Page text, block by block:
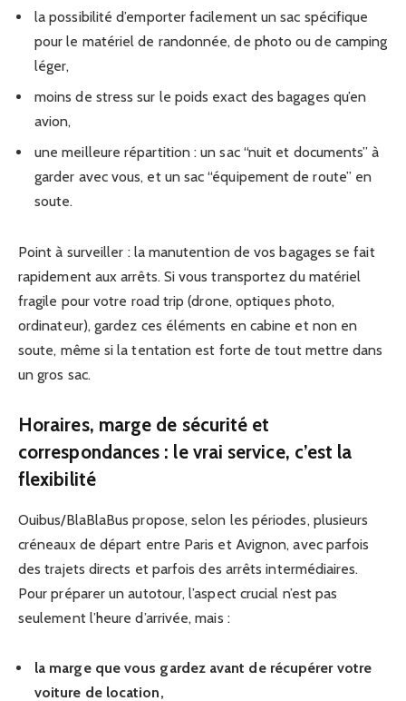
la possibilité d’emporter facilement un sac spécifique
pour le matériel de randonnée, de photo ou de camping
léger,
moins de stress sur le poids exact des bagages qu’en
avion,
une meilleure répartition : un sac “nuit et documents” à
garder avec vous, et un sac “équipement de route” en
soute.
Point à surveiller : la manutention de vos bagages se fait
rapidement aux arrêts. Si vous transportez du matériel
fragile pour votre road trip (drone, optiques photo,
ordinateur), gardez ces éléments en cabine et non en
soute, même si la tentation est forte de tout mettre dans
un gros sac.
Horaires, marge de sécurité et
correspondances : le vrai service, c’est la
flexibilité
Ouibus/BlaBlaBus propose, selon les périodes, plusieurs
créneaux de départ entre Paris et Avignon, avec parfois
des trajets directs et parfois des arrêts intermédiaires.
Pour préparer un autotour, l’aspect crucial n’est pas
seulement l’heure d’arrivée, mais :
la marge que vous gardez avant de récupérer votre
voiture de location,